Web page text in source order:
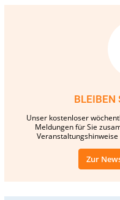
BLEIBEN
Unser kostenloser
Meldungen für Sie
Zur